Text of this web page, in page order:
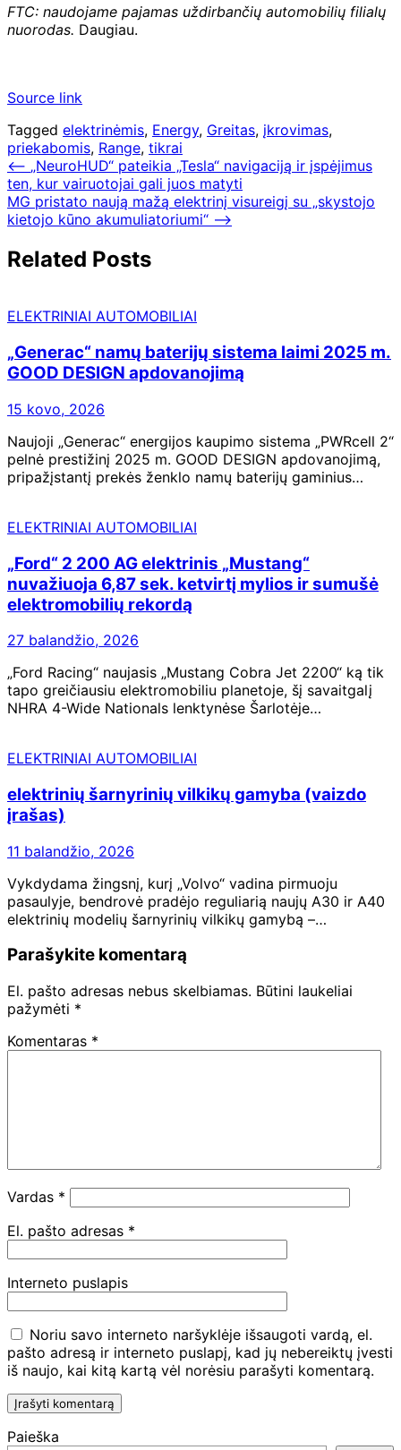
FTC: naudojame pajamas uždirbančių automobilių filialų
nuorodas. Daugiau.
Source link
Tagged elektrinėmis, Energy, Greitas, įkrovimas,
priekabomis, Range, tikrai
Navigacija
tarp
įrašų
⟵ „NeuroHUD“ pateikia „Tesla“ navigaciją ir įspėjimus
ten, kur vairuotojai gali juos matyti
MG pristato naują mažą elektrinį visureigį su „skystojo
kietojo kūno akumuliatoriumi“ ⟶
Related Posts
ELEKTRINIAI AUTOMOBILIAI
„Generac“ namų baterijų sistema laimi 2025 m.
GOOD DESIGN apdovanojimą
15 kovo, 2026
Naujoji „Generac“ energijos kaupimo sistema „PWRcell 2“
pelnė prestižinį 2025 m. GOOD DESIGN apdovanojimą,
pripažįstantį prekės ženklo namų baterijų gaminius…
ELEKTRINIAI AUTOMOBILIAI
„Ford“ 2 200 AG elektrinis „Mustang“
nuvažiuoja 6,87 sek. ketvirtį mylios ir sumušė
elektromobilių rekordą
27 balandžio, 2026
„Ford Racing“ naujasis „Mustang Cobra Jet 2200“ ką tik
tapo greičiausiu elektromobiliu planetoje, šį savaitgalį
NHRA 4-Wide Nationals lenktynėse Šarlotėje…
ELEKTRINIAI AUTOMOBILIAI
elektrinių šarnyrinių vilkikų gamyba (vaizdo
įrašas)
11 balandžio, 2026
Vykdydama žingsnį, kurį „Volvo“ vadina pirmuoju
pasaulyje, bendrovė pradėjo reguliarią naujų A30 ir A40
elektrinių modelių šarnyrinių vilkikų gamybą –…
Parašykite komentarą
El. pašto adresas nebus skelbiamas. Būtini laukeliai
pažymėti *
Komentaras *
Vardas *
El. pašto adresas *
Interneto puslapis
Noriu savo interneto naršyklėje išsaugoti vardą, el.
pašto adresą ir interneto puslapį, kad jų nebereiktų įvesti
iš naujo, kai kitą kartą vėl norėsiu parašyti komentarą.
Paieška